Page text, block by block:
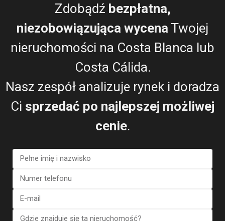
Mapa
Zdobądź bezpłatna,
niezobowiązująca wycena Twojej
nieruchomości na Costa Blanca lub
Costa Cálida.
Nasz zespół analizuje rynek i doradza
Ci sprzedać po najlepszej możliwej
cenie.